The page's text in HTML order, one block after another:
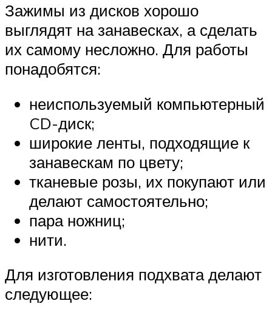
Зажимы из дисков хорошо
выглядят на занавесках, а сделать
их самому несложно. Для работы
понадобятся:
неиспользуемый компьютерный
CD-диск;
широкие ленты, подходящие к
занавескам по цвету;
тканевые розы, их покупают или
делают самостоятельно;
пара ножниц;
нити.
Для изготовления подхвата делают
следующее: